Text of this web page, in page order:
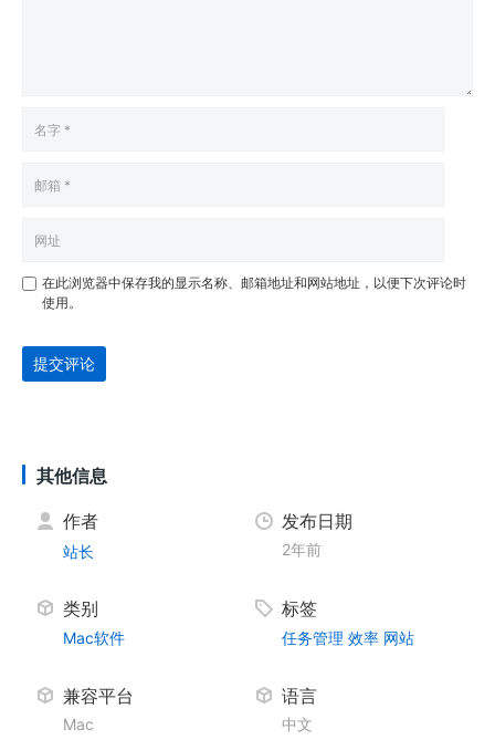
在此浏览器中保存我的显示名称、邮箱地址和网站地址，以便下次评论时
使用。
提交评论
其他信息
作者
站长
发布日期
2年前
类别
Mac软件
标签
任务管理 效率 网站
兼容平台
Mac
语言
中文